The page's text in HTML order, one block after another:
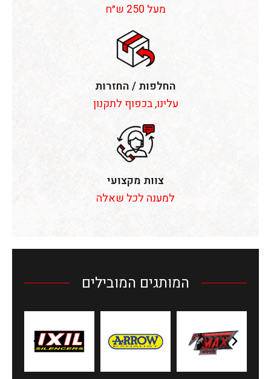
מעל 250 ש״ח
החלפות / החזרות
עלינו, בכפוף לתקנון
צוות מקצועי
למענה לכל שאלה
המותגים המובילים